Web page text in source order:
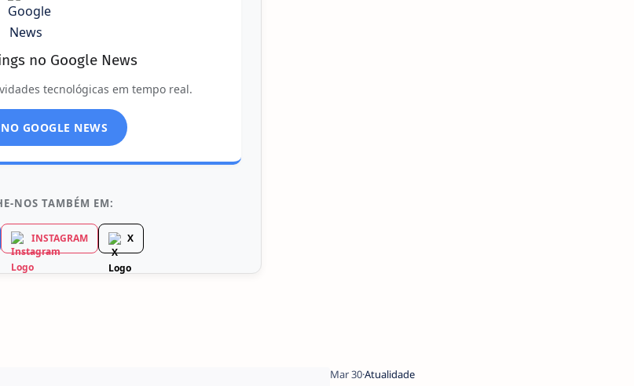
no Google News
tecnológicas em tempo real.
GOOGLE NEWS
NOS TAMBÉM EM:
INSTAGRAM X